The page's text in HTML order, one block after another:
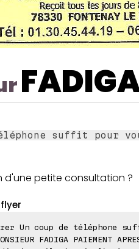
suffit pour
d'une petite consultation ?
Un coup de téléphone
FADIGA PAIEMENT